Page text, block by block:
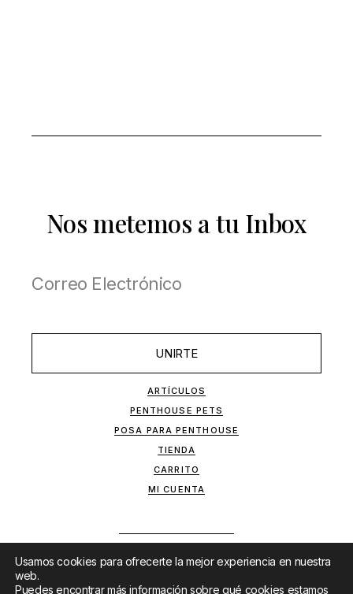
Nos metemos a tu Inbox
UNIRTE
ARTÍCULOS
PENTHOUSE PETS
POSA PARA PENTHOUSE
TIENDA
CARRITO
MI CUENTA
Usamos cookies para ofrecerte la mejor experiencia en nuestra
web.
Puedes encontrar más información sobre qué cookies estamos